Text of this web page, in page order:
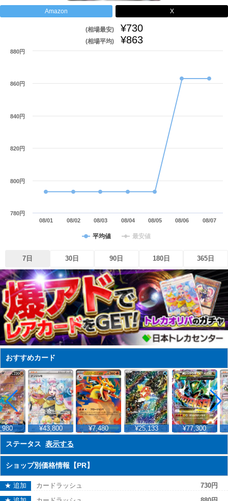
Amazon X
(相場最安) ¥730
(相場平均) ¥863
平均値 最安値
08/01 08/02 08/03 08/04 08/05 08/06 08/07
780円
800円
820円
840円
860円
880円
7日 30日 90日 180日 365日
おすすめカード
¥43,800 ¥7,480 ¥25,133 ¥77,300
ステータス 表示する
ショップ別価格情報【PR】
★ 追加 カードラッシュ
730円